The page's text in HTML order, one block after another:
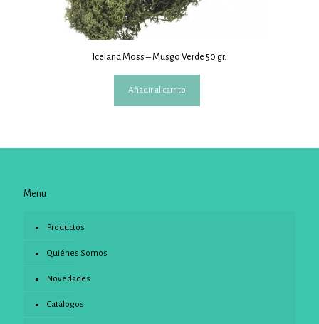
Iceland Moss – Musgo Verde 50 gr.
Añadir al carrito
Menu
Productos
Quiénes Somos
Novedades
Catálogos